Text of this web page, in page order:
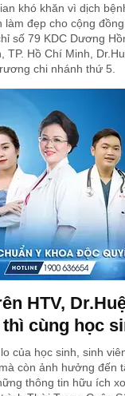
khó khăn vì dịch
làm đẹp cho cộng
số 79 KDC Dương
TP. Hồ Chí Minh,
chi nhánh thứ 5.
HTV,
cùng học
của học sinh, sinh
còn ảnh hưởng đến
thông tin hữu ích